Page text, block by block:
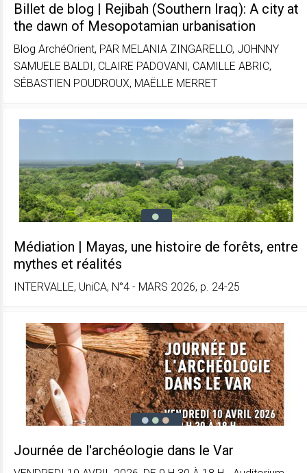
Billet de blog | Rejibah (Southern Iraq): A city at
the dawn of Mesopotamian urbanisation
Blog ArchéOrient, PAR MELANIA ZINGARELLO, JOHNNY
SAMUELE BALDI, CLAIRE PADOVANI, CAMILLE ABRIC,
SÉBASTIEN POUDROUX, MAËLLE MERRET
Médiation | Mayas, une histoire de forêts, entre
mythes et réalités
INTERVALLE, UniCA, N°4 - MARS 2026, p. 24-25
Journée de l'archéologie dans le Var